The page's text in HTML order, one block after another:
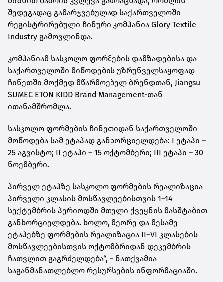
შედეგადაც გამარჯვებულად საქართველოში
რეგისტრირებული ჩინური კომპანია Glory Textile
Industry გამოვლინდა.
კომპანიამ სასკოლო ფორმების დამზადებისა და
საქართველოში მიწოდების უზრუნველსაყოფად
ჩინეთში მოქმედ მწარმოებელ ბრენდთან, Jiangsu
SUMEC ETON KIDD Brand Management-თან
ითანამშრომლა.
სასკოლო ფორმების ჩინეთიდან საქართველოში
მოწოდება სამ ეტაპად განხორციელდება: I ეტაპი –
25 აგვისტო; II ეტაპი – 15 ოქტომბერი; III ეტაპი – 30
ნოემბერი.
პირველ ეტაპზე სასკოლო ფორმების რეალიზაცია
პირველი კლასის მოსწავლეებისთვის 1–14
სექტემბრის პერიოდში მთელი ქვეყნის მასშტაბით
განხორციელდება. ხოლო, მეორე და მესამე
ეტაპებზე ფორმების რეალიზაცია II–VI კლასების
მოსწავლეებისთვის ოქტომბრიდან დეკემბრის
ჩათვლით გაგრძელდება“, – ნათქვამია
საგანმანათლებლო რესურსების ინფორმაციაში.